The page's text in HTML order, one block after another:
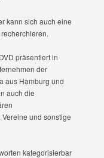
kann sich auch eine
präsentiert in
der
aus Hamburg und
auch die
und sonstige
kategorisierbar